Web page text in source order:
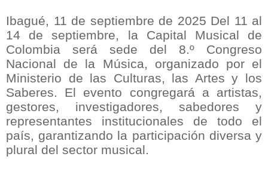
Ibagué, 11 de septiembre de 2025 Del 11 al
14 de septiembre, la Capital Musical de
Colombia será sede del 8.º Congreso
Nacional de la Música, organizado por el
Ministerio de las Culturas, las Artes y los
Saberes. El evento congregará a artistas,
gestores, investigadores, sabedores y
representantes institucionales de todo el
país, garantizando la participación diversa y
plural del sector musical.